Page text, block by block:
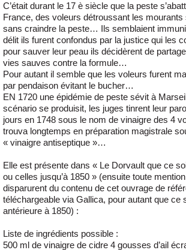
C’était durant le 17 è siècle que la peste
France, des voleurs détroussant les mourants
sans craindre la peste… Ils semblaient
délit ils furent confondus par la justice qui les
pour sauver leur peau ils décidèrent de
vies sauves contre la formule…
Pour autant il semble que les voleurs furent
par pendaison évitant le bucher…
EN 1720 une épidémie de peste sévit à
scénario se produisit, les juges tinrent leur
jours en 1748 sous le nom de vinaigre des 4
trouva longtemps en préparation magistrale
« vinaigre antiseptique »…
Elle est présente dans « Le Dorvault que ce
ou celles jusqu’à 1850 » (ensuite toute
disparurent du contenu de cet ouvrage de
téléchargeable via Gallica, pour autant que ce
antérieure à 1850) :
Liste de ingrédients possible :
500 ml de vinaigre de cidre 4 gousses d’ail